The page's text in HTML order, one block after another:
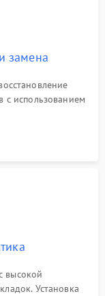
замена
с использованием
микросхемы
USB
высокой
Установка